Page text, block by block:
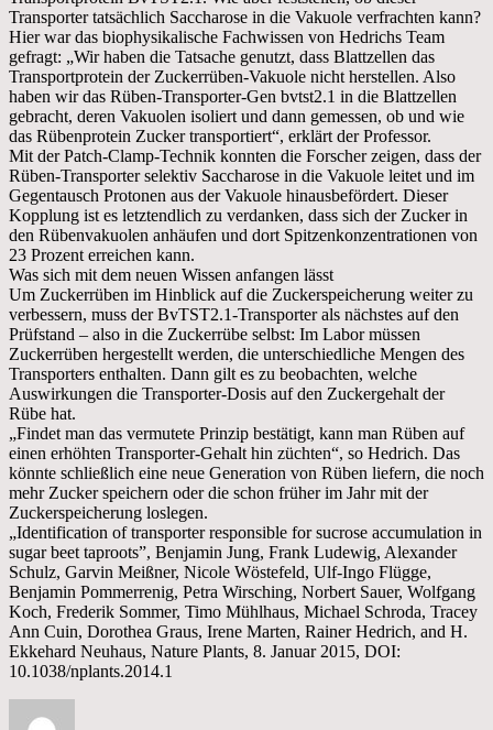
Transporter tatsächlich Saccharose in die Vakuole verfrachten kann?
Hier war das biophysikalische Fachwissen von Hedrichs Team
gefragt: „Wir haben die Tatsache genutzt, dass Blattzellen das
Transportprotein der Zuckerrüben-Vakuole nicht herstellen. Also
haben wir das Rüben-Transporter-Gen bvtst2.1 in die Blattzellen
gebracht, deren Vakuolen isoliert und dann gemessen, ob und wie
das Rübenprotein Zucker transportiert“, erklärt der Professor.
Mit der Patch-Clamp-Technik konnten die Forscher zeigen, dass der
Rüben-Transporter selektiv Saccharose in die Vakuole leitet und im
Gegentausch Protonen aus der Vakuole hinausbefördert. Dieser
Kopplung ist es letztendlich zu verdanken, dass sich der Zucker in
den Rübenvakuolen anhäufen und dort Spitzenkonzentrationen von
23 Prozent erreichen kann.
Was sich mit dem neuen Wissen anfangen lässt
Um Zuckerrüben im Hinblick auf die Zuckerspeicherung weiter zu
verbessern, muss der BvTST2.1-Transporter als nächstes auf den
Prüfstand – also in die Zuckerrübe selbst: Im Labor müssen
Zuckerrüben hergestellt werden, die unterschiedliche Mengen des
Transporters enthalten. Dann gilt es zu beobachten, welche
Auswirkungen die Transporter-Dosis auf den Zuckergehalt der
Rübe hat.
„Findet man das vermutete Prinzip bestätigt, kann man Rüben auf
einen erhöhten Transporter-Gehalt hin züchten“, so Hedrich. Das
könnte schließlich eine neue Generation von Rüben liefern, die noch
mehr Zucker speichern oder die schon früher im Jahr mit der
Zuckerspeicherung loslegen.
„Identification of transporter responsible for sucrose accumulation in
sugar beet taproots”, Benjamin Jung, Frank Ludewig, Alexander
Schulz, Garvin Meißner, Nicole Wöstefeld, Ulf-Ingo Flügge,
Benjamin Pommerrenig, Petra Wirsching, Norbert Sauer, Wolfgang
Koch, Frederik Sommer, Timo Mühlhaus, Michael Schroda, Tracey
Ann Cuin, Dorothea Graus, Irene Marten, Rainer Hedrich, and H.
Ekkehard Neuhaus, Nature Plants, 8. Januar 2015, DOI:
10.1038/nplants.2014.1